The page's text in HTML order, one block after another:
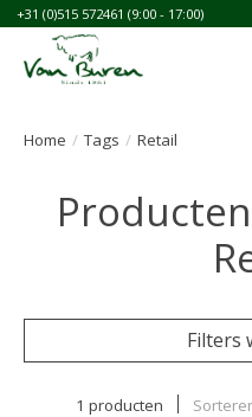
+31 (0)515 572461 (9:00 - 17:00)
Home / Tags / Retail
Filters
1 producten